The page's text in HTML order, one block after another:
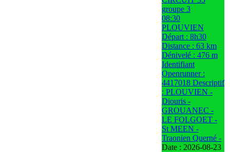
groupe 3
08:30
PLOUVIEN
Départ : 8h30
Distance : 63 km
Dénivelé : 476 m
Identifiant
Openrunner :
4417018 Descriptif
: PLOUVIEN -
Diouris -
GROUANEC -
LE FOLGOET -
St MEEN -
Traonien Querné -
Date : 2026-08-23